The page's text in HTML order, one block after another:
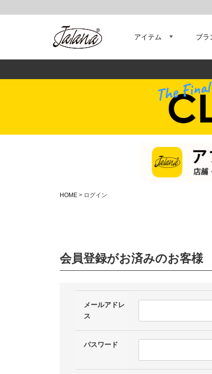
アイテム ブラ
HOME ログイン
会員登録がお済みのお客様
メールアドレ
ス
パスワード